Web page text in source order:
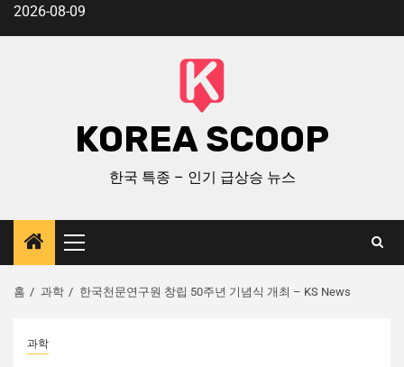
2026-08-09
KOREA SCOOP
한국 특종 – 인기 급상승 뉴스
홈 과학 한국천문연구원 창립 50주년 기념식 개최 – KS News
과학